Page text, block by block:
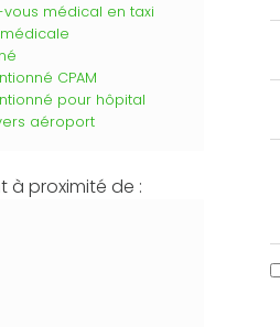
médical en taxi
CPAM
pour hôpital
aéroport
à proximité de :